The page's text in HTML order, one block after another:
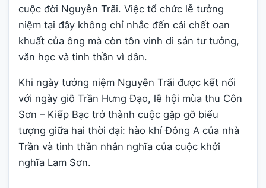
cuộc đời Nguyễn Trãi. Việc tổ chức lễ tưởng
niệm tại đây không chỉ nhắc đến cái chết oan
khuất của ông mà còn tôn vinh di sản tư tưởng,
văn học và tinh thần vì dân.
Khi ngày tưởng niệm Nguyễn Trãi được kết nối
với ngày giỗ Trần Hưng Đạo, lễ hội mùa thu Côn
Sơn – Kiếp Bạc trở thành cuộc gặp gỡ biểu
tượng giữa hai thời đại: hào khí Đông A của nhà
Trần và tinh thần nhân nghĩa của cuộc khởi
nghĩa Lam Sơn.